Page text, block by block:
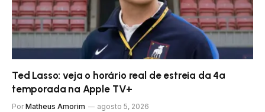
Ted Lasso: veja o horário real de estreia da 4ª
temporada na Apple TV+
Por Matheus Amorim agosto 5, 2026